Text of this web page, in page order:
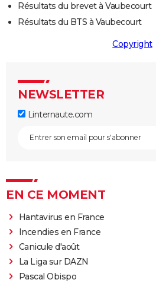
Résultats du brevet à Vaubecourt
Résultats du BTS à Vaubecourt
Copyright
NEWSLETTER
Linternaute.com
EN CE MOMENT
Hantavirus en France
Incendies en France
Canicule d'août
La Liga sur DAZN
Pascal Obispo